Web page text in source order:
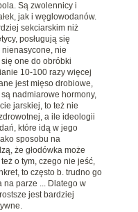
Są zwolennicy i
jak i węglowodanów.
sekciarskim niż
posługują się
nienasycone, nie
one do obróbki
10-100 razy więcej
jest mięso drobiowe,
nadmiarowe hormony,
jarskiej, to też nie
a ile ideologii
które idą w jego
sposobu na
że głodówka może
o tym, czego nie jeść,
to często b. trudno go
na parze ... Dlatego w
jest bardziej